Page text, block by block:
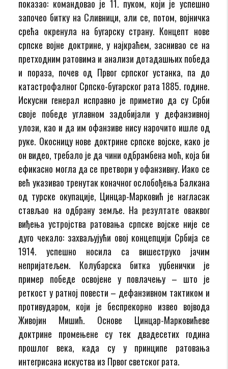
показао: командовао је 11. пуком, који је успешно
започео битку на Сливници, али се, потом, војничка
срећа окренула на бугарску страну. Концепт нове
српске војне доктрине, у најкраћем, заснивао се на
претходним ратовима и анализи дотадашњих победа
и пораза, почев од Првог српског устанка, па до
катастрофалног Српско-бугарског рата 1885. године.
Искусни генерал исправно је приметио да су Срби
своје победе углавном задобијали у дефанзивној
улози, као и да им офанзиве нису нарочито ишле од
руке. Окосницу нове доктрине српске војске, како је
он видео, требало је да чини одбрамбена моћ, која би
ефикасно могла да се претвори у офанзивну. Иако се
већ указивао тренутак коначног ослобођења Балкана
од турске окупације, Цинцар-Марковић је нагласак
стављао на одбрану земље. На резултате оваквог
виђења устројства ратовања српске војске није се
дуго чекало: захваљујући овој концепцији Србија се
1914. успешно носила са вишеструко јачим
непријатељем. Колубарска битка уџбенички је
пример победе освојене у повлачењу – што је
реткост у ратној повести – дефанзивном тактиком и
противударом, који је беспрекорно извео војвода
Живојин Мишић. Основе Цинцар-Марковићеве
доктрине промењене су тек двадесетих година
прошлог века, када су у принципе ратовања
интегрисана искуства из Првог светског рата.